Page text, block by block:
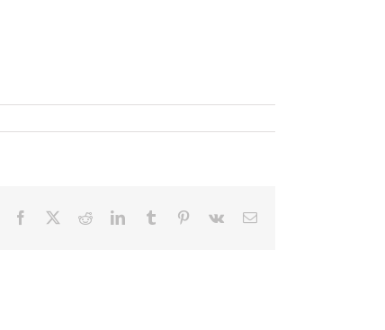
Facebook RedditLinkedInTumblr Pinterest
Vk Email